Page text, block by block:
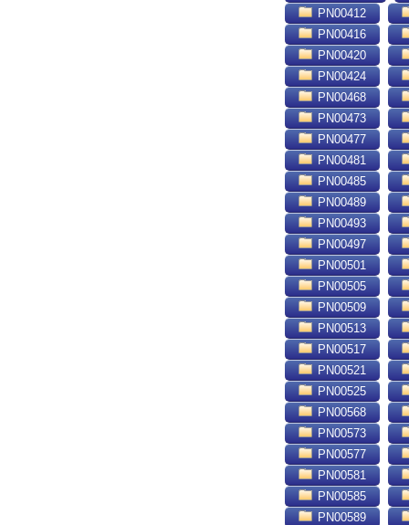
PN00412
PN00416
PN00420
PN00424
PN00468
PN00473
PN00477
PN00481
PN00485
PN00489
PN00493
PN00497
PN00501
PN00505
PN00509
PN00513
PN00517
PN00521
PN00525
PN00568
PN00573
PN00577
PN00581
PN00585
PN00589